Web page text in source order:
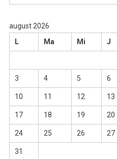
august 2026
L
Ma Mi J
3 4 5 6
10 11 12 13
17 18 19 20
24 25 26 27
31